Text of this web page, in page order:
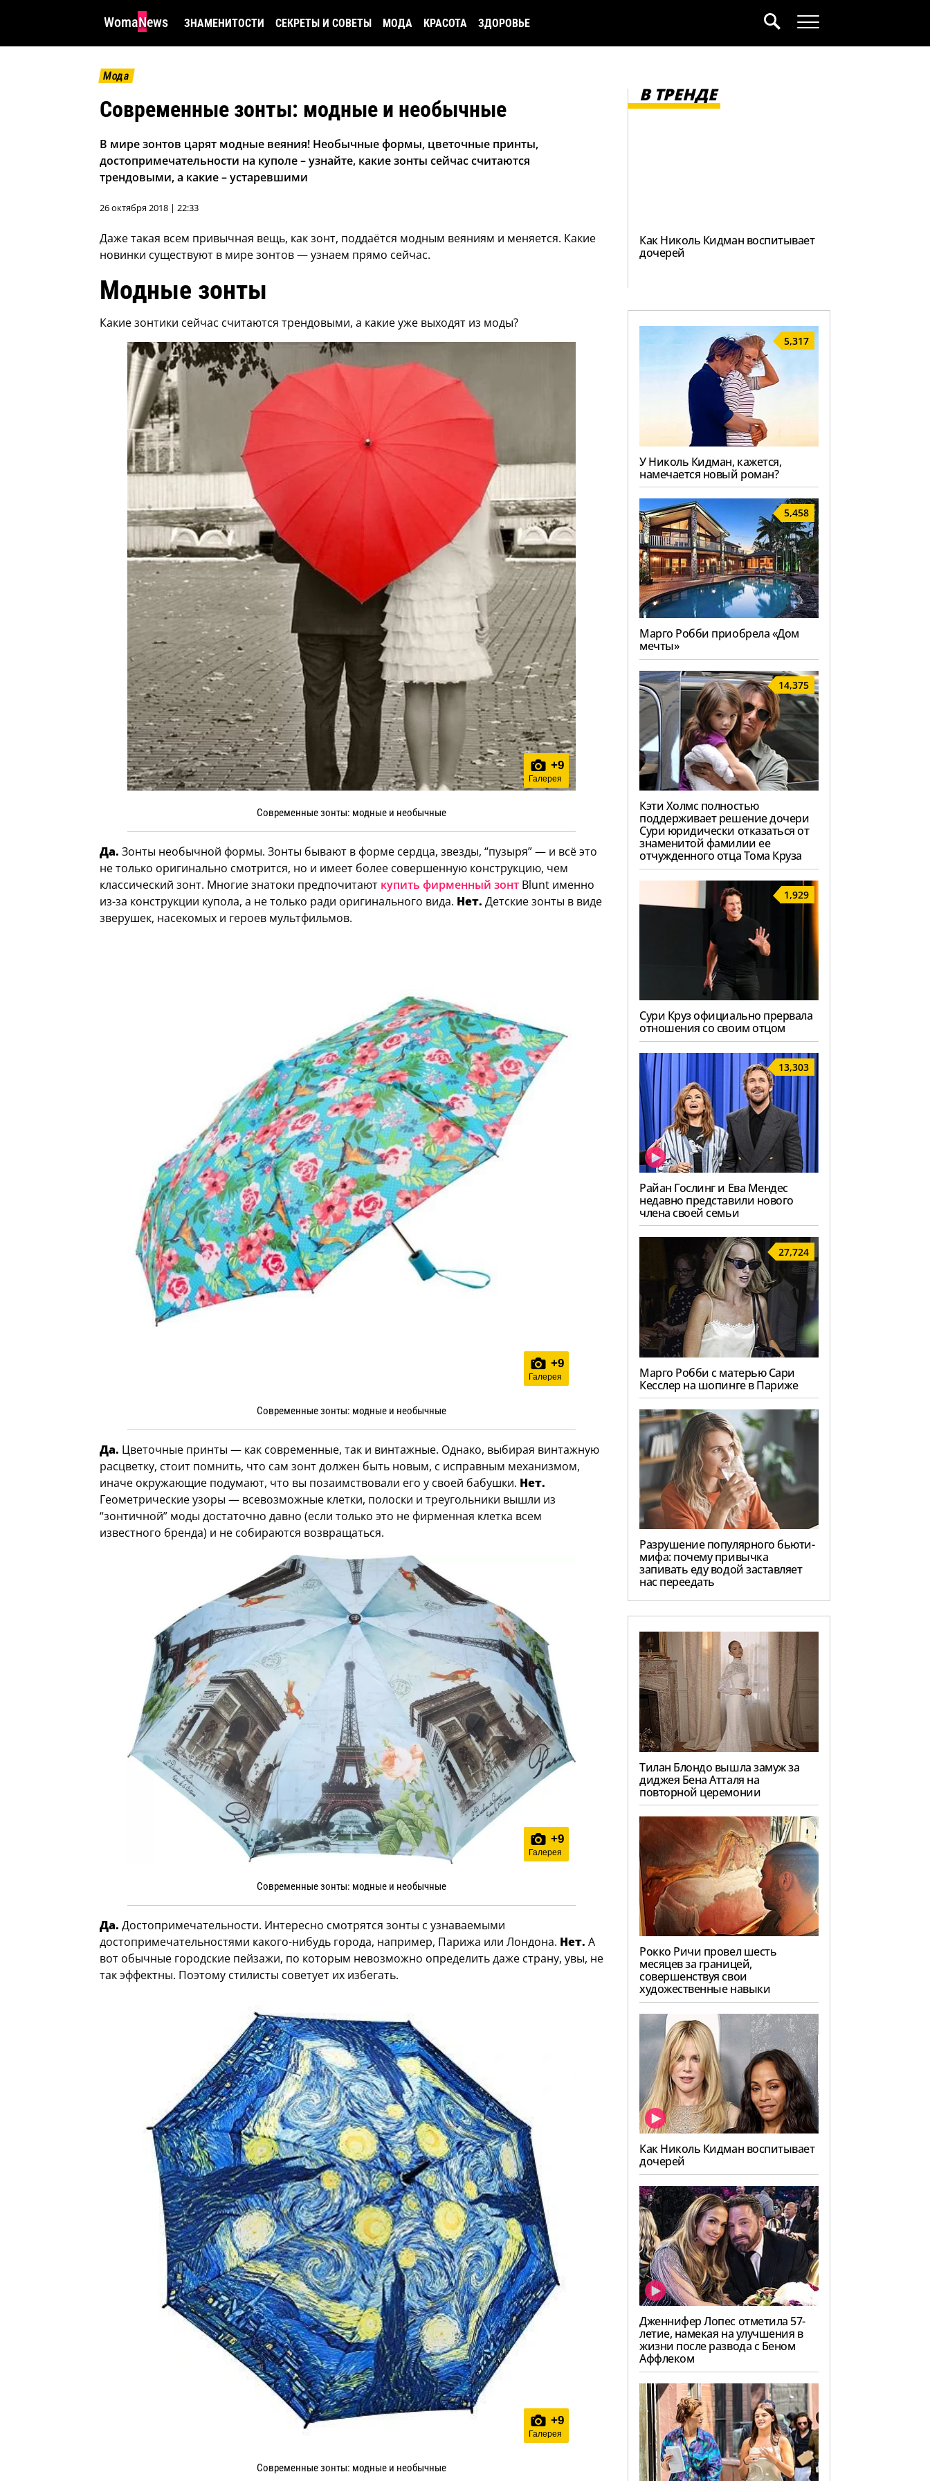
WomaNews ЗНАМЕНИТОСТИ СЕКРЕТЫ И СОВЕТЫ МОДА КРАСОТА ЗДОРОВЬЕ
Мода
Современные зонты: модные и необычные
В мире зонтов царят модные веяния! Необычные формы, цветочные принты,
достопримечательности на куполе – узнайте, какие зонты сейчас считаются
трендовыми, а какие – устаревшими
26 октября 2018 | 22:33
Даже такая всем привычная вещь, как зонт, поддаётся модным веяниям и меняется. Какие
новинки существуют в мире зонтов — узнаем прямо сейчас.
Модные зонты
Какие зонтики сейчас считаются трендовыми, а какие уже выходят из моды?
+9
Галерея
Современные зонты: модные и необычные
Да. Зонты необычной формы. Зонты бывают в форме сердца, звезды, “пузыря” — и всё это
не только оригинально смотрится, но и имеет более совершенную конструкцию, чем
классический зонт. Многие знатоки предпочитают купить фирменный зонт Blunt именно
из-за конструкции купола, а не только ради оригинального вида. Нет. Детские зонты в виде
зверушек, насекомых и героев мультфильмов.
+9
Галерея
Современные зонты: модные и необычные
Да. Цветочные принты — как современные, так и винтажные. Однако, выбирая винтажную
расцветку, стоит помнить, что сам зонт должен быть новым, с исправным механизмом,
иначе окружающие подумают, что вы позаимствовали его у своей бабушки. Нет.
Геометрические узоры — всевозможные клетки, полоски и треугольники вышли из
“зонтичной” моды достаточно давно (если только это не фирменная клетка всем
известного бренда) и не собираются возвращаться.
+9
Галерея
Современные зонты: модные и необычные
Да. Достопримечательности. Интересно смотрятся зонты с узнаваемыми
достопримечательностями какого-нибудь города, например, Парижа или Лондона. Нет. А
вот обычные городские пейзажи, по которым невозможно определить даже страну, увы, не
так эффектны. Поэтому стилисты советует их избегать.
+9
Галерея
Современные зонты: модные и необычные
В ТРЕНДЕ
Как Николь Кидман воспитывает
дочерей
5,317
У Николь Кидман, кажется,
намечается новый роман?
5,458
Марго Робби приобрела «Дом
мечты»
14,375
Кэти Холмс полностью
поддерживает решение дочери
Сури юридически отказаться от
знаменитой фамилии ее
отчужденного отца Тома Круза
1,929
Сури Круз официально прервала
отношения со своим отцом
13,303
Райан Гослинг и Ева Мендес
недавно представили нового
члена своей семьи
27,724
Марго Робби с матерью Сари
Кесслер на шопинге в Париже
Разрушение популярного бьюти-
мифа: почему привычка
запивать еду водой заставляет
нас переедать
Тилан Блондо вышла замуж за
диджея Бена Атталя на
повторной церемонии
Рокко Ричи провел шесть
месяцев за границей,
совершенствуя свои
художественные навыки
Как Николь Кидман воспитывает
дочерей
Дженнифер Лопес отметила 57-
летие, намекая на улучшения в
жизни после развода с Беном
Аффлеком